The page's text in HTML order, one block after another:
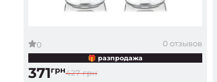
0 0 отзывов
🎁 разпродажа
427 грн
371грн